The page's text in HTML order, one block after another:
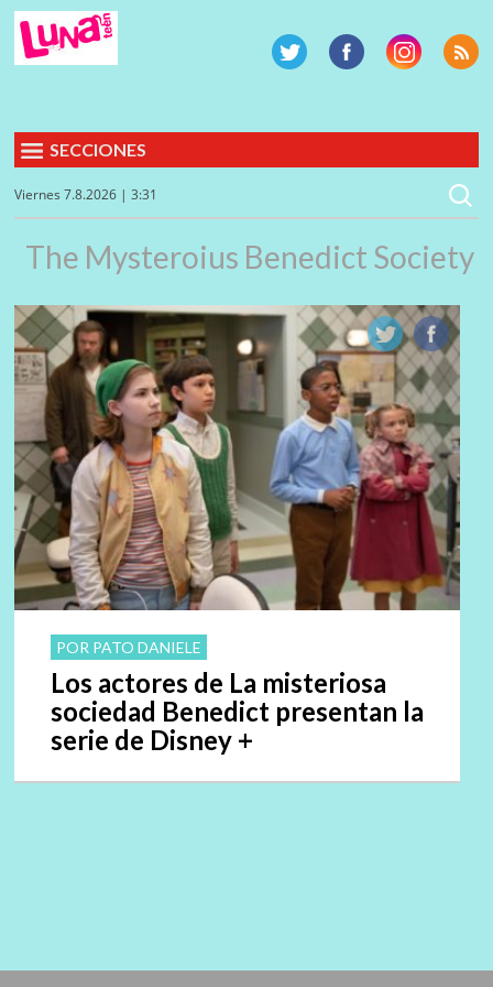
SECCIONES
Viernes 7.8.2026 | 3:31
The Mysteroius Benedict Society
POR PATO DANIELE
Los actores de La misteriosa
sociedad Benedict presentan la
serie de Disney +